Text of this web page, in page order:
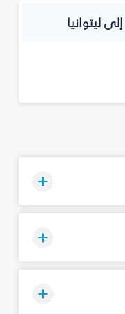
ليتوانيا